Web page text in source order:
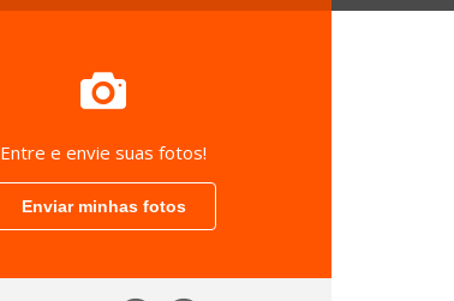
Entre e envie suas fotos!
Enviar minhas fotos